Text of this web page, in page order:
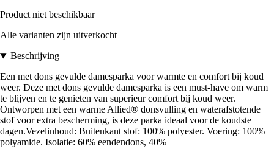
Product niet beschikbaar
Alle varianten zijn uitverkocht
Beschrijving
Een met dons gevulde damesparka voor warmte en comfort bij koud
weer. Deze met dons gevulde damesparka is een must-have om warm
te blijven en te genieten van superieur comfort bij koud weer.
Ontworpen met een warme Allied® donsvulling en waterafstotende
stof voor extra bescherming, is deze parka ideaal voor de koudste
dagen.Vezelinhoud: Buitenkant stof: 100% polyester. Voering: 100%
polyamide. Isolatie: 60% eendendons, 40%